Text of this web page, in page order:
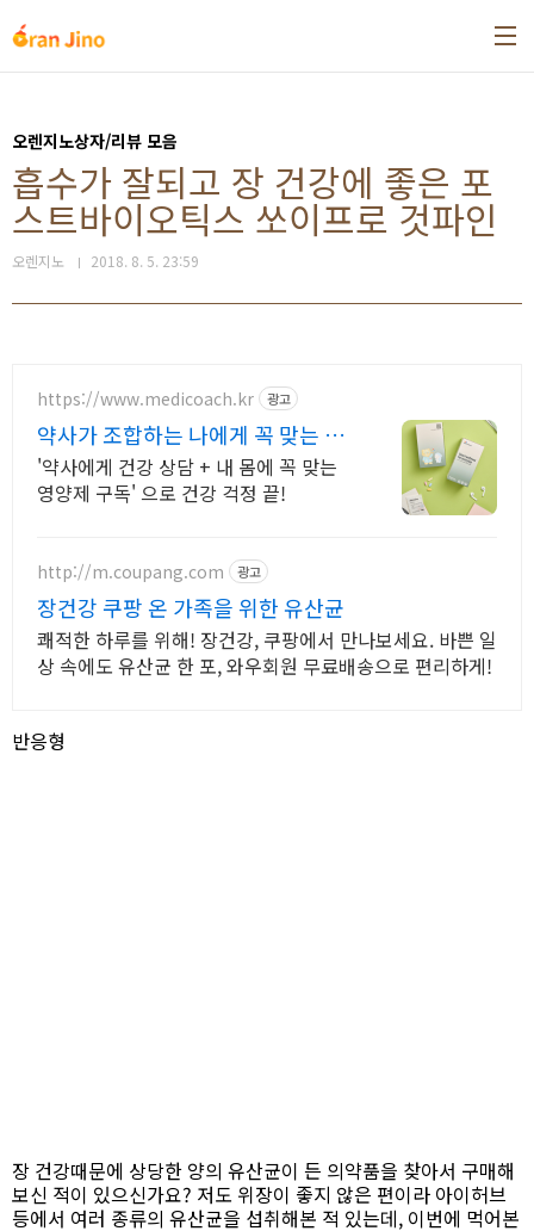
오렌지노상자/리뷰 모음
흡수가 잘되고 장 건강에 좋은 포
스트바이오틱스 쏘이프로 것파인
오렌지노 2018. 8. 5. 23:59
https://www.medicoach.kr 광고
약사가 조합하는 나에게 꼭 맞는 맞
춤형 영양제.
'약사에게 건강 상담 + 내 몸에 꼭 맞는
영양제 구독' 으로 건강 걱정 끝!
http://m.coupang.com 광고
장건강 쿠팡 온 가족을 위한 유산균
쾌적한 하루를 위해! 장건강, 쿠팡에서 만나보세요. 바쁜 일
상 속에도 유산균 한 포, 와우회원 무료배송으로 편리하게!
반응형
장 건강때문에 상당한 양의 유산균이 든 의약품을 찾아서 구매해
보신 적이 있으신가요? 저도 위장이 좋지 않은 편이라 아이허브
등에서 여러 종류의 유산균을 섭취해본 적 있는데, 이번에 먹어본